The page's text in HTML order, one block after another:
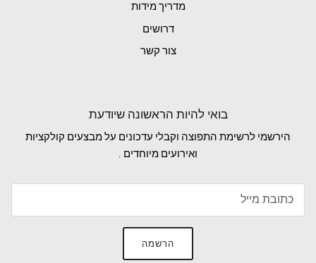
מדריך מידות
דרושים
צור קשר
בואי להיות הראשונה שיודעת
הירשמי לרשימת התפוצה וקבלי עדכונים על מבצעים קולקציות
ואירועים מיוחדים .
הרשמה